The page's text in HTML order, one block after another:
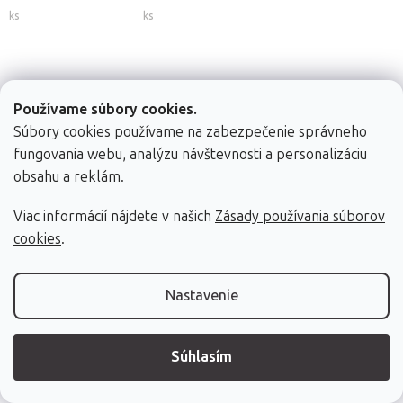
Používame súbory cookies.
Súbory cookies používame na zabezpečenie správneho
fungovania webu, analýzu návštevnosti a personalizáciu
obsahu a reklám.
Viac informácií nájdete v našich Zásady používania súborov
cookies.
Nastavenie
Súhlasím
netkanej textílie
ks
2,90 €
Skladom (dod. do
24h)
DETAIL
netkanej textílie
ks
2,90 €
Skladom (dod. do
24h)
Skladom (dod. do
Podložky na
netkanej textílie
HABYS®
27 x 35 cm | 100 ks